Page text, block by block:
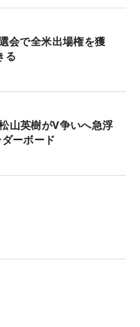
ルダ（米国）はト
けている。
会で全米出場権を獲
る
山英樹がV争いへ急浮
ーボード